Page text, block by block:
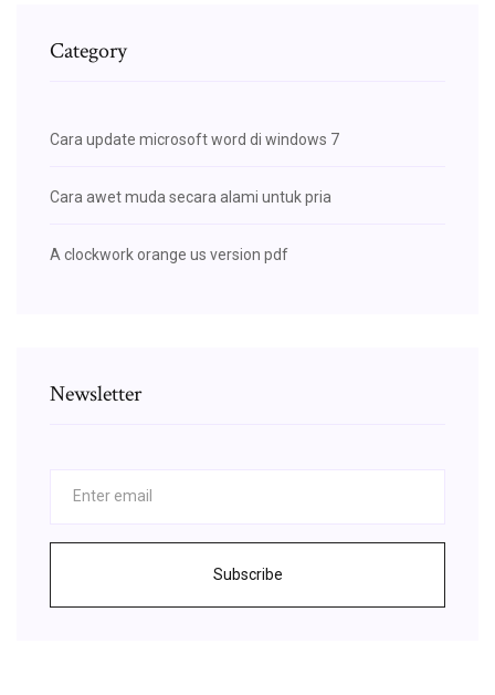
Category
Cara update microsoft word di windows 7
Cara awet muda secara alami untuk pria
A clockwork orange us version pdf
Newsletter
Subscribe